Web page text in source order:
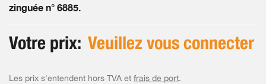
zinguée n° 6885.
Votre prix: Veuillez vous connecter
Les prix s'entendent hors TVA et frais de port.